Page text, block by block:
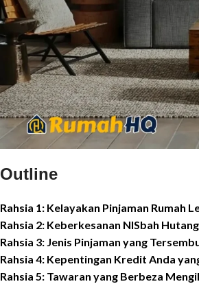
Outline
Rahsia 1: Kelayakan Pinjaman Rumah
Rahsia 2: Keberkesanan NISbah
Rahsia 3: Jenis Pinjaman yang
Rahsia 4: Kepentingan Kredit Anda
Rahsia 5: Tawaran yang Berbeza